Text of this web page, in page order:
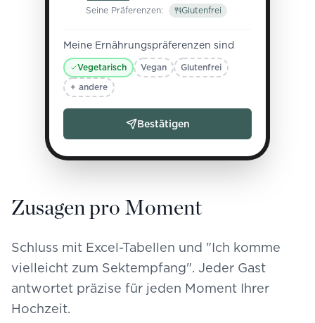
Seine Präferenzen: Glutenfrei
Meine Ernährungspräferenzen sind
Vegetarisch Vegan
Glutenfrei
+ andere
Bestätigen
Zusagen pro Moment
Schluss mit Excel-Tabellen und "Ich komme
vielleicht zum Sektempfang". Jeder Gast
antwortet präzise für jeden Moment Ihrer
Hochzeit.